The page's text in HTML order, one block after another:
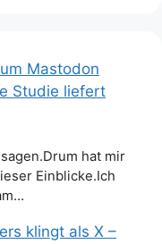
Mastodon
Studie liefert
hat mir
Einblicke.Ich
klingt als X –